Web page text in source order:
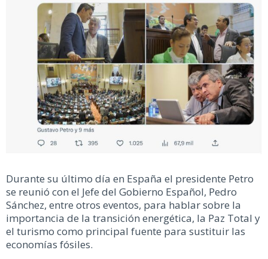
Durante su último día en España el presidente Petro
se reunió con el Jefe del Gobierno Español, Pedro
Sánchez, entre otros eventos, para hablar sobre la
importancia de la transición energética, la Paz Total y
el turismo como principal fuente para sustituir las
economías fósiles.